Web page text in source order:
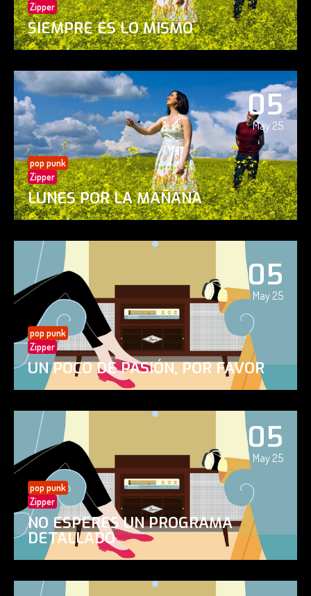
Zipper
SIEMPRE ES LO MISMO
05
May 25
pop punk
Zipper
LUNES POR LA MAÑANA
05
May 25
pop punk
Zipper
UN POCO DE PASIÓN, POR FAVOR
05
May 25
pop punk
Zipper
NO ESPERES UN PROGRAMA
DETALLADO